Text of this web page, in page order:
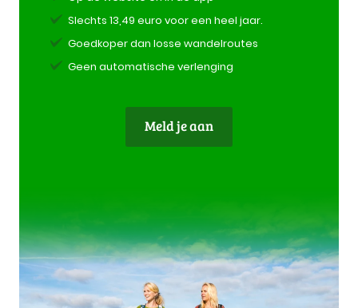
Slechts 13,49 euro voor een heel jaar.
Goedkoper dan losse wandelroutes
Geen automatische verlenging
Meld je aan